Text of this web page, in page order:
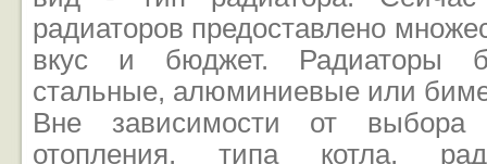
радиаторов предоставлено
вкус и бюджет. Радиаторы
стальные, алюминиевые или
Вне зависимости от выбора
отопления, типа котла,